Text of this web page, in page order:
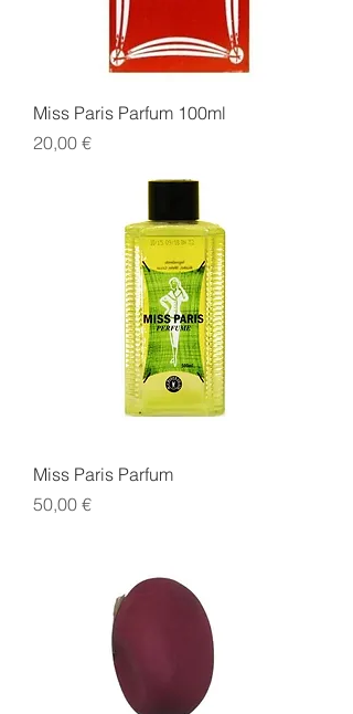
Miss Paris Parfum 100ml
Prix
20,00 €
Miss Paris Parfum
Prix
50,00 €